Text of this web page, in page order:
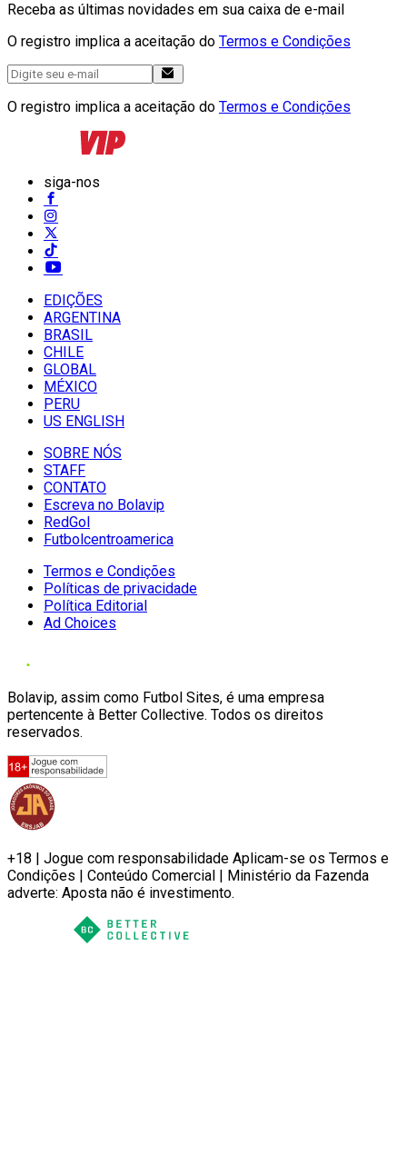
Receba as últimas novidades em sua caixa de e-mail
O registro implica a aceitação do Termos e Condições
O registro implica a aceitação do Termos e Condições
siga-nos
EDIÇÕES
ARGENTINA
BRASIL
CHILE
GLOBAL
MÉXICO
PERU
US ENGLISH
SOBRE NÓS
STAFF
CONTATO
Escreva no Bolavip
RedGol
Futbolcentroamerica
Termos e Condições
Políticas de privacidade
Política Editorial
Ad Choices
Bolavip, assim como Futbol Sites, é uma empresa
pertencente à Better Collective. Todos os direitos
reservados.
+18 | Jogue com responsabilidade Aplicam-se os Termos e
Condições | Conteúdo Comercial | Ministério da Fazenda
adverte: Aposta não é investimento.